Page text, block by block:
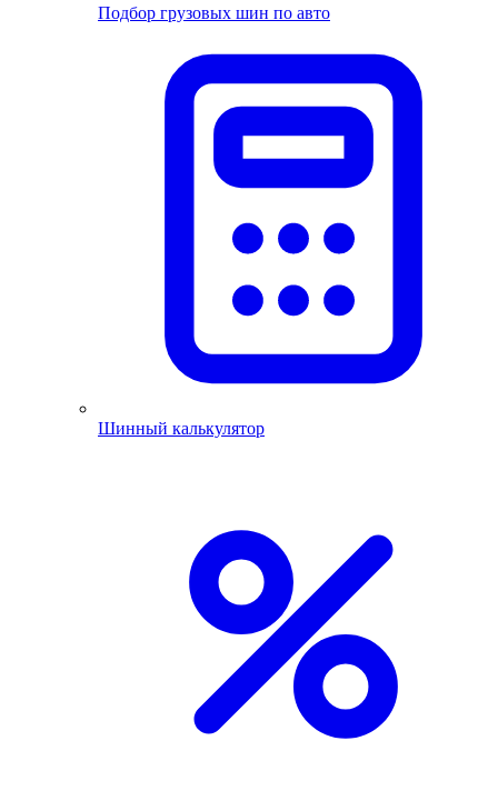
Подбор грузовых шин по авто
Шинный калькулятор